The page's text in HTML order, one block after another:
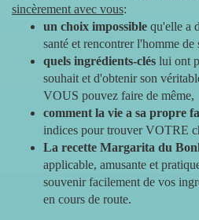
sincèrement avec vous:
un choix impossible qu'elle a
santé et rencontrer l'homme de
quels ingrédients-clés lui ont
souhait et d'obtenir son
VOUS pouvez faire de même,
comment la vie a sa propre
indices pour trouver VOTRE
La recette Margarita du
applicable, amusante et
souvenir facilement de vos
en cours de route.